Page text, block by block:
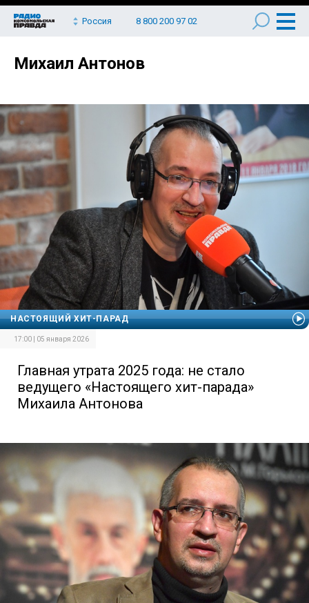
Россия 8 800 200 97 02
Михаил Антонов
НАСТОЯЩИЙ ХИТ-ПАРАД
17:00 | 05 января 2026
Главная утрата 2025 года: не стало
ведущего «Настоящего хит-парада»
Михаила Антонова